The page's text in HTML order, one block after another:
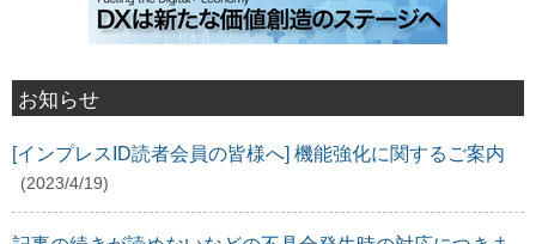
お知らせ
[インプレスID読者会員の皆様へ] 機能強化に関するご案内
(2023/4/19)